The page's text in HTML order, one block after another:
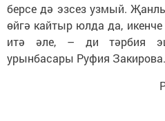
берсе дә эзсез узмый.
өйгә кайтыр юлда да,
итә әле, – ди тәрбия
урынбасары Руфия Закирова.